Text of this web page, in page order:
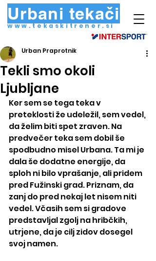
Urbani tekači
www.tekaskitrener.si
Tekli smo okoli
Ljubljane
Urban Praprotnik
Ker sem se tega teka v
preteklosti že udeležil, sem vedel,
da želim biti spet zraven. Na
predvečer teka sem dobil še
spodbudno misel Urbana. Ta mi je
dala še dodatne energije, da
sploh ni bilo vprašanje, ali pridem
pred Fužinski grad. Priznam, da
zanj do pred nekaj let nisem niti
vedel. Včasih sem si gradove
predstavljal zgolj na hribčkih,
utrjene, da je cilj zidov dosegel
svoj namen.